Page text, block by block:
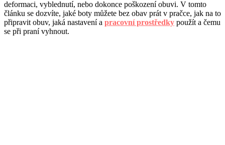
deformaci, vyblednutí, nebo dokonce poškození obuvi. V tomto
článku se dozvíte, jaké boty můžete bez obav prát v pračce, jak na to
připravit obuv, jaká nastavení a pracovní prostředky použít a čemu
se při praní vyhnout.